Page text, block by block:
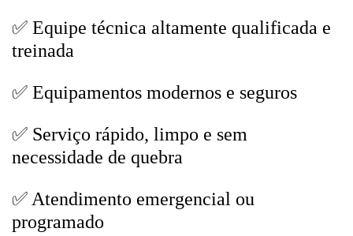
✅ Equipe técnica altamente qualificada e
treinada
✅ Equipamentos modernos e seguros
✅ Serviço rápido, limpo e sem
necessidade de quebra
✅ Atendimento emergencial ou
programado